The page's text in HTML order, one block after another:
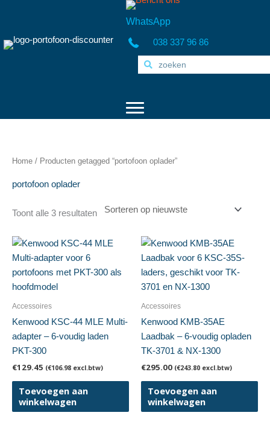
inhoud
038 337 96 86
WhatsApp
Home / Producten getagged “portofoon oplader”
portofoon oplader
Toont alle 3 resultatenGesorteerd
Accessoires
Kenwood KSC-44 MLE Multi-
adapter – 6-voudig laden
PKT-300
€129.45 (€106.98 excl.btw)
Toevoegen aan
winkelwagen
Accessoires
Kenwood KMB-35AE
Laadbak – 6-voudig opladen
TK-3701 & NX-1300
€295.00 (€243.80 excl.btw)
Toevoegen aan
winkelwagen